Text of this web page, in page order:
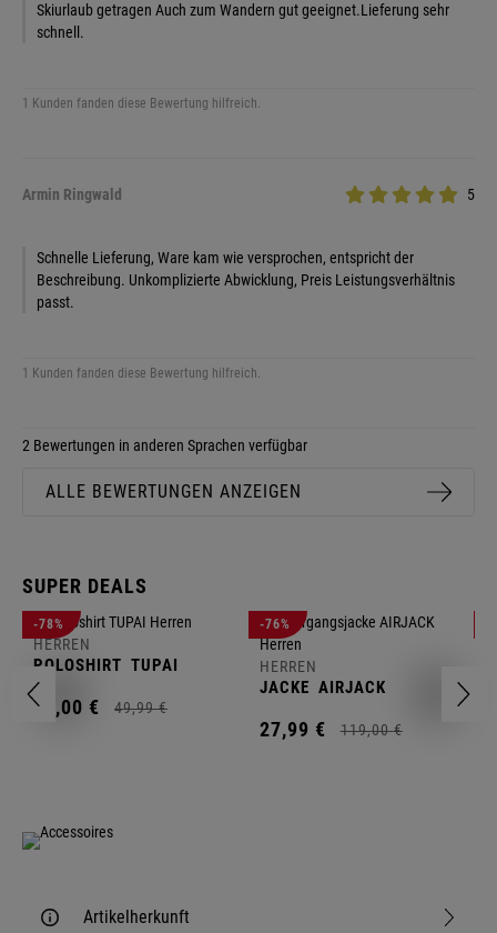
Skiurlaub getragen Auch zum Wandern gut geeignet.Lieferung sehr
schnell.
1 Kunden fanden diese Bewertung hilfreich.
Armin Ringwald 5
Schnelle Lieferung, Ware kam wie versprochen, entspricht der
Beschreibung. Unkomplizierte Abwicklung, Preis Leistungsverhältnis
passt.
1 Kunden fanden diese Bewertung hilfreich.
2 Bewertungen in anderen Sprachen verfügbar
ALLE BEWERTUNGEN ANZEIGEN
SUPER DEALS
-78%
HERREN
POLOSHIRT TUPAI
11,00 € 49,99 €
-76%
HERREN
JACKE AIRJACK
27,99 € 119,00 €
Artikelherkunft